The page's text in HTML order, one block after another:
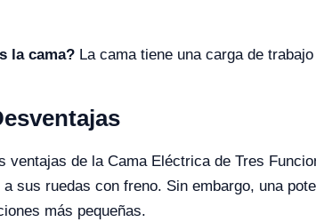
la cama? La cama tiene una carga de
ventajas de la Cama Eléctrica de Tres
sus ruedas con freno. Sin embargo, una
más pequeñas.